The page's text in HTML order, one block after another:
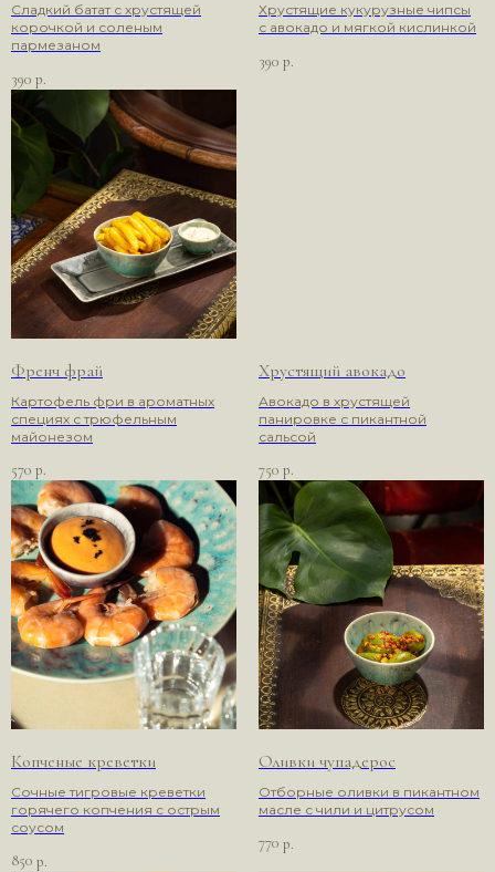
Сладкий батат с хрустящей
корочкой и соленым
пармезаном
390 р.
Хрустящие кукурузные чипсы
с авокадо и мягкой кислинкой
390 р.
Френч фрай
Картофель фри в ароматных
специях с трюфельным
майонезом
570 р.
Хрустящий авокадо
Авокадо в хрустящей
панировке с пикантной
сальсой
750 р.
Копченые креветки
Сочные тигровые креветки
горячего копчения с острым
соусом
850 р.
Оливки чупадерос
Отборные оливки в пикантном
масле с чили и цитрусом
770 р.